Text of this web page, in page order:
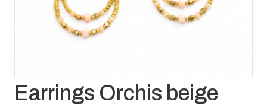
Earrings Orchis beige